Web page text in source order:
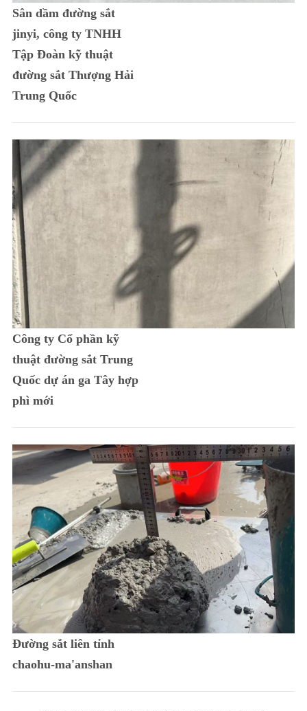
Sân dầm đường sắt
jinyi, công ty TNHH
Tập Đoàn kỹ thuật
đường sắt Thượng Hải
Trung Quốc
Công ty Cổ phần kỹ
thuật đường sắt Trung
Quốc dự án ga Tây hợp
phì mới
Đường sắt liên tỉnh
chaohu-ma'anshan